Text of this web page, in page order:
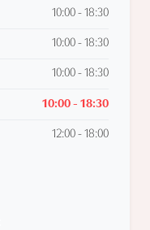
10:00 - 18:30
10:00 - 18:30
10:00 - 18:30
10:00 - 18:30
12:00 - 18:00